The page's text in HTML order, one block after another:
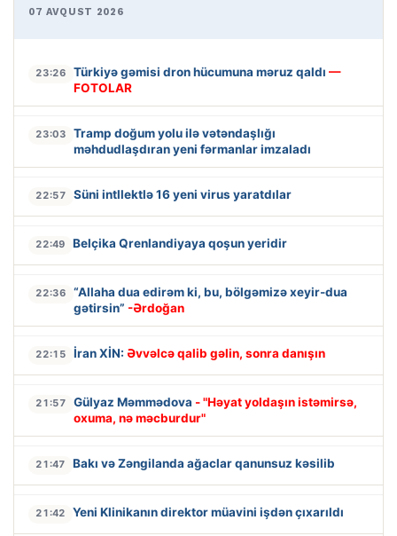
07 AVQUST 2026
23:26 Türkiyə gəmisi dron hücumuna məruz qaldı —
FOTOLAR
23:03
Tramp doğum yolu ilə vətəndaşlığı
məhdudlaşdıran yeni fərmanlar imzaladı
22:57 Süni intllektlə 16 yeni virus yaratdılar
22:49 Belçika Qrenlandiyaya qoşun yeridir
22:36
“Allaha dua edirəm ki, bu, bölgəmizə xeyir-dua
gətirsin” -Ərdoğan
22:15 İran XİN: Əvvəlcə qalib gəlin, sonra danışın
21:57 Gülyaz Məmmədova - "Həyat yoldaşın istəmirsə,
oxuma, nə məcburdur"
21:47 Bakı və Zəngilanda ağaclar qanunsuz kəsilib
21:42 Yeni Klinikanın direktor müavini işdən çıxarıldı